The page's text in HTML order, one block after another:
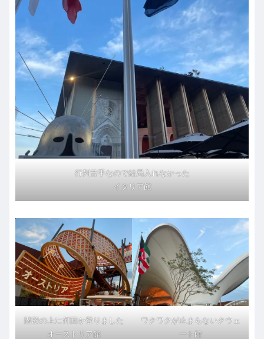
行列苦手なので結局入れなかった
イタリア館
階段の上に何回か登りました
オーストリア館
ワクワクが止まらないクウェ
ート館